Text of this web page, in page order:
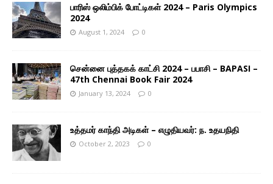
பாரிஸ் ஒலிம்பிக் போட்டிகள் 2024 – Paris Olympics
2024
August 1, 2024 0
சென்னை புத்தகக் காட்சி 2024 – பபாசி – BAPASI –
47th Chennai Book Fair 2024
January 13, 2024 0
உத்தமர் காந்தி அடிகள் – எழுதியவர்: ந. உதயநிதி
October 2, 2023 0